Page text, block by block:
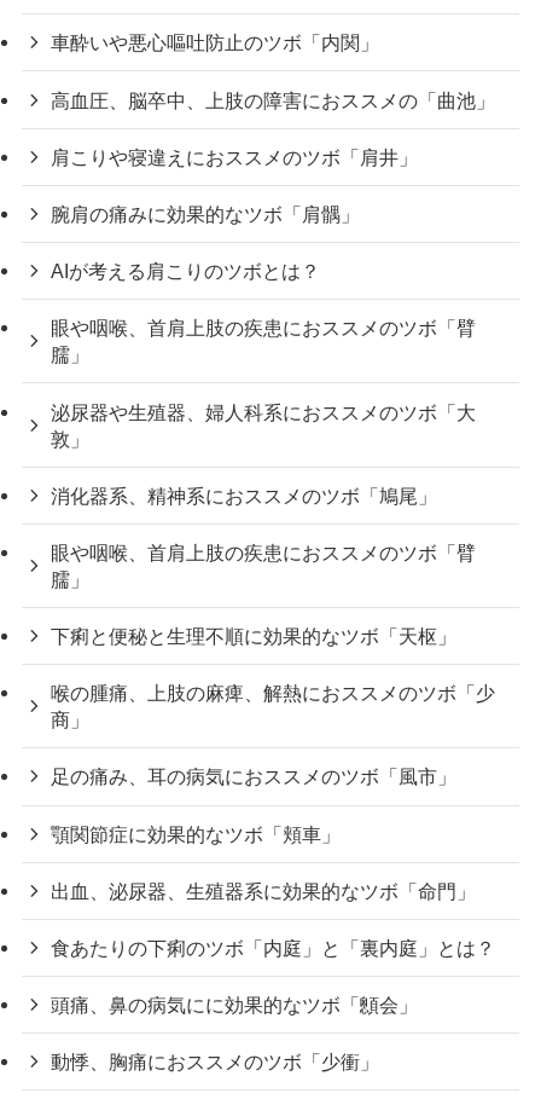
車酔いや悪心嘔吐防止のツボ「内関」
高血圧、脳卒中、上肢の障害におススメの「曲池」
肩こりや寝違えにおススメのツボ「肩井」
腕肩の痛みに効果的なツボ「肩髃」
AIが考える肩こりのツボとは？
眼や咽喉、首肩上肢の疾患におススメのツボ「臂
臑」
泌尿器や生殖器、婦人科系におススメのツボ「大
敦」
消化器系、精神系におススメのツボ「鳩尾」
眼や咽喉、首肩上肢の疾患におススメのツボ「臂
臑」
下痢と便秘と生理不順に効果的なツボ「天枢」
喉の腫痛、上肢の麻痺、解熱におススメのツボ「少
商」
足の痛み、耳の病気におススメのツボ「風市」
顎関節症に効果的なツボ「頬車」
出血、泌尿器、生殖器系に効果的なツボ「命門」
食あたりの下痢のツボ「内庭」と「裏内庭」とは？
頭痛、鼻の病気にに効果的なツボ「顖会」
動悸、胸痛におススメのツボ「少衝」